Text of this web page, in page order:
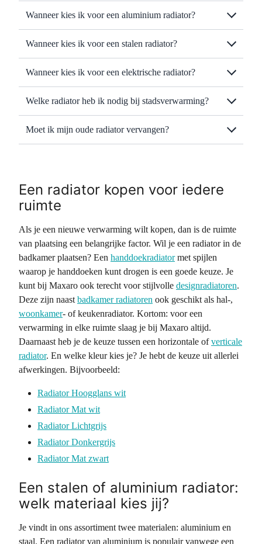
Wanneer kies ik voor een aluminium radiator?
Wanneer kies ik voor een stalen radiator?
Wanneer kies ik voor een elektrische radiator?
Welke radiator heb ik nodig bij stadsverwarming?
Moet ik mijn oude radiator vervangen?
Een radiator kopen voor iedere
ruimte
Als je een nieuwe verwarming wilt kopen, dan is de ruimte
van plaatsing een belangrijke factor. Wil je een radiator in de
badkamer plaatsen? Een handdoekradiatormet spijlen
waarop je handdoeken kunt drogen is een goede keuze. Je
kunt bij Maxaro ook terecht voor stijlvolle designradiatoren.
Deze zijn naast badkamer radiatoren ook geschikt als hal-,
woonkamer- of keukenradiator. Kortom: voor een
verwarming in elke ruimte slaag je bij Maxaro altijd.
Daarnaast heb je de keuze tussen een horizontale ofverticale
radiator. En welke kleur kies je? Je hebt de keuze uit allerlei
afwerkingen. Bijvoorbeeld:
Radiator Hoogglans wit
Radiator Mat wit
Radiator Lichtgrijs
Radiator Donkergrijs
Radiator Mat zwart
Een stalen of aluminium radiator:
welk materiaal kies jij?
Je vindt in ons assortiment twee materialen: aluminium en
staal. Een radiator van aluminium is populair vanwege een